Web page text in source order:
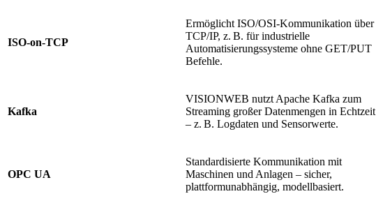
ISO-on-TCP
Ermöglicht ISO/OSI-Kommunikation über
TCP/IP, z. B. für industrielle
Automatisierungssysteme ohne GET/PUT
Befehle.
Kafka
VISIONWEB nutzt Apache Kafka zum
Streaming großer Datenmengen in Echtzeit
– z. B. Logdaten und Sensorwerte.
OPC UA
Standardisierte Kommunikation mit
Maschinen und Anlagen – sicher,
plattformunabhängig, modellbasiert.